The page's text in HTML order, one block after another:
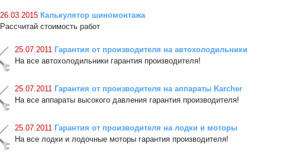
26.03.2015 Калькулятор шиномонтажа
Рассчитай стоимость работ
25.07.2011 Гарантия от производителя на автохолодильники
На все автохолодильники гарантия производителя!
25.07.2011 Гарантия от производителя на аппараты Karcher
На все аппараты высокого давления гарантия производителя!
25.07.2011 Гарантия от производителя на лодки и моторы
На все лодки и лодочные моторы гарантия производителя!